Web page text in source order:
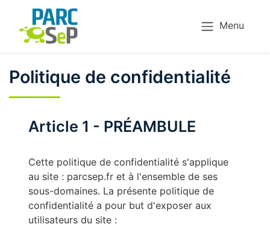
Menu
Politique de confidentialité
Article 1 - PRÉAMBULE
Cette politique de confidentialité s'applique
au site : parcsep.fr et à l'ensemble de ses
sous-domaines. La présente politique de
confidentialité a pour but d'exposer aux
utilisateurs du site :